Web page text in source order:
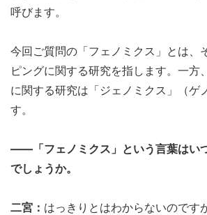
呼びます。
今回ご質問の「フェノミクス」とは、
ピングに関する研究を指します。一方
に関する研究は「ジェノミクス」（ゲ
す。
――「フェノミクス」という言葉はい
でしょうか。
二宮： はっきりとはわからないのです